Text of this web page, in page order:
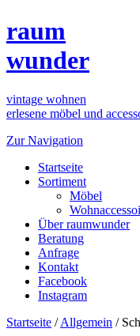
raum
wunder
vintage wohnen
erlesene möbel und
Zur Navigation
Startseite
Sortiment
Möbel
Über raumwunder
Beratung
Anfrage
Kontakt
Facebook
Instagram
Startseite /Allgemein /